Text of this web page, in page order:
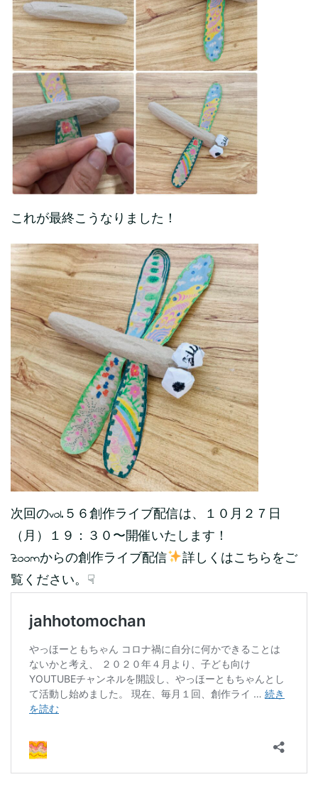
これが最終こうなりました！
次回のvol.５６創作ライブ配信は、１０月２７日
（月）１９：３０〜開催いたします！
Zoomからの創作ライブ配信
詳しくはこちらをご
覧ください。☟